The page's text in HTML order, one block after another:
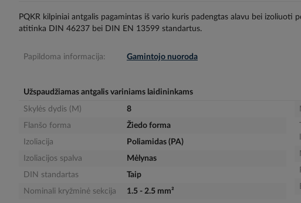
PQKR kilpiniai antgalis pagamintas iš vario kuris padengtas alavu bei izoliuoti
atitinka DIN 46237 bei DIN EN 13599 standartus.
Papildoma informacija: Gamintojo nuoroda
Užspaudžiamas antgalis variniams laidininkams
Skylės dydis (M)
8
Flanšo forma
Žiedo forma
Izoliacija
Poliamidas (PA)
Izoliacijos spalva
Mėlynas
DIN standartas
Taip
Nominali kryžminė sekcija
1.5 - 2.5 mm²